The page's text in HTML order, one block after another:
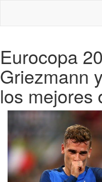
Eurocopa
Griezmann
los mejores